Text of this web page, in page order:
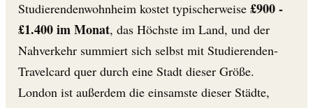
Studierendenwohnheim kostet typischerweise £900 -
£1.400 im Monat, das Höchste im Land, und der
Nahverkehr summiert sich selbst mit Studierenden-
Travelcard quer durch eine Stadt dieser Größe.
London ist außerdem die einsamste dieser Städte,